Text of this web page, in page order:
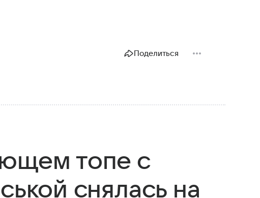
Поделиться
топе с
снялась на